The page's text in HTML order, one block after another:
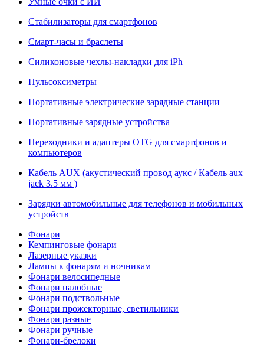
Стабилизаторы для смартфонов
Смарт-часы и браслеты
Силиконовые чехлы-накладки для iPh
Пульсоксиметры
Портативные электрические зарядные станции
Портативные зарядные устройства
Переходники и адаптеры OTG для смартфонов и
компьютеров
Кабель AUX (акустический провод аукс / Кабель aux
jack 3.5 мм )
Зарядки автомобильные для телефонов и мобильных
устройств
Фонари
Кемпинговые фонари
Лазерные указки
Лампы к фонарям и ночникам
Фонари велосипедные
Фонари налобные
Фонари подствольные
Фонари прожекторные, светильники
Фонари разные
Фонари ручные
Фонари-брелоки